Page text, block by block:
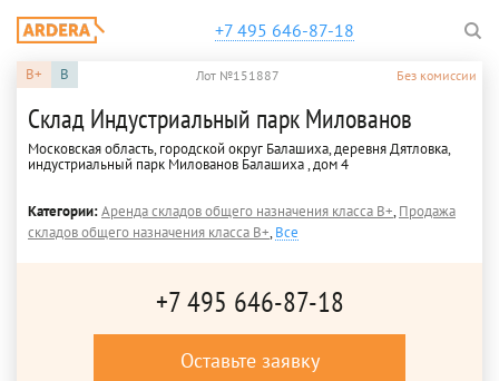
+7 495 646-87-18
B+ B Лот №151887 Без комиссии
Склад Индустриальный парк Милованов
Московская область, городской округ Балашиха, деревня Дятловка,
индустриальный парк Милованов Балашиха , дом 4
Категории:Аренда складов общего назначения класса B+,Продажа
складов общего назначения класса B+,Все
+7 495 646-87-18
Оставьте заявку